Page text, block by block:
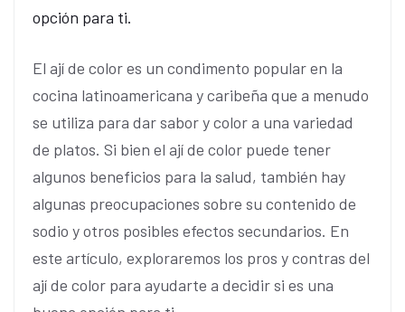
opción para ti.
El ají de color es un condimento popular en la
cocina latinoamericana y caribeña que a menudo
se utiliza para dar sabor y color a una variedad
de platos. Si bien el ají de color puede tener
algunos beneficios para la salud, también hay
algunas preocupaciones sobre su contenido de
sodio y otros posibles efectos secundarios. En
este artículo, exploraremos los pros y contras del
ají de color para ayudarte a decidir si es una